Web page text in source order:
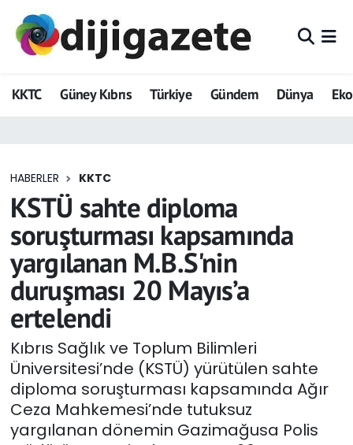
KKTC Güney Kıbrıs Türkiye Gündem Dünya
HABERLER KKTC
KSTÜ sahte diploma
soruşturması kapsamında
yargılanan M.B.S'nin
duruşması 20 Mayıs’a
ertelendi
Kıbrıs Sağlık ve Toplum Bilimleri
Üniversitesi’nde (KSTÜ) yürütülen sahte
diploma soruşturması kapsamında Ağır
Ceza Mahkemesi’nde tutuksuz
yargılanan dönemin Gazimağusa Polis
ADVERTORIAL
Dijigazete
Eğitim
Ekonomi
Foto Galeri
GEZİ
Güncel
Gündem
KKTC
Hava Durumu
Trafik Durumu
Tüm Manşetler
Son Dakika Haberleri
Haber Arşivi